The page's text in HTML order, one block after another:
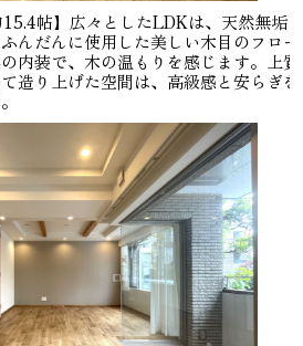
帖】広々としたLDKは、天然無垢
んだんに使用した美しい木目のフロー
内装で、木の温もりを感じます。上質
造り上げた空間は、高級感と安らぎを